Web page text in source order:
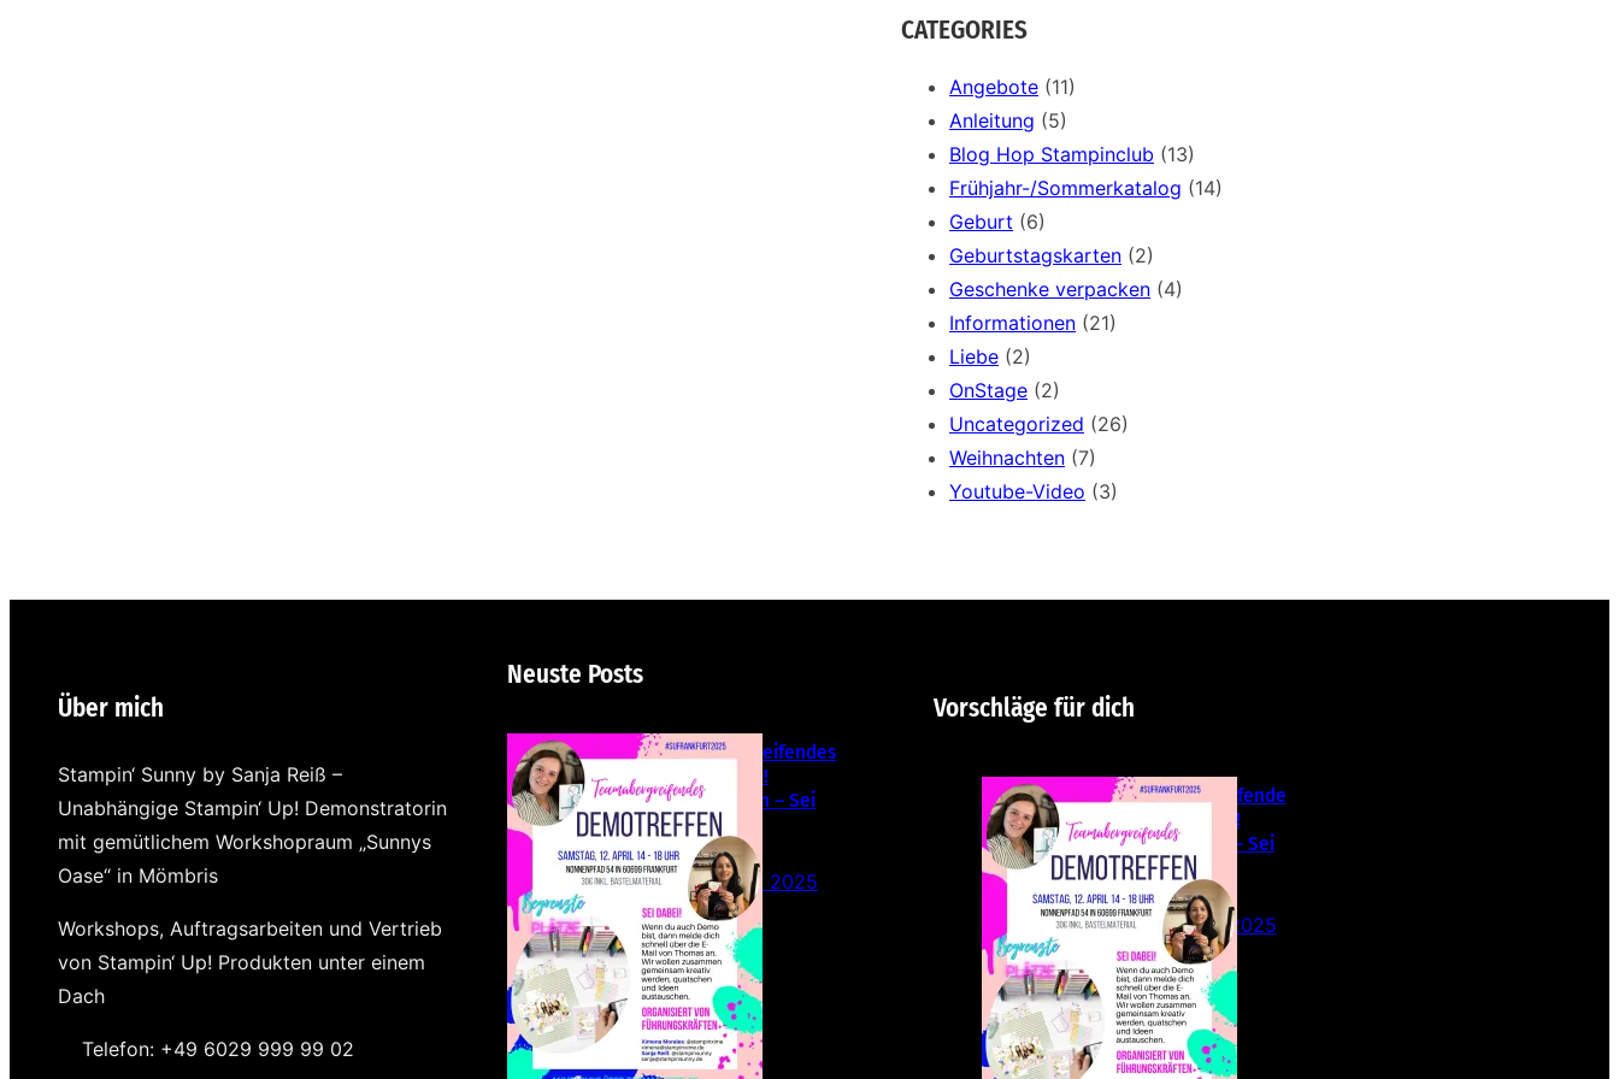
a
r
CATEGORIES
Angebote (11)
Anleitung (5)
Blog Hop Stampinclub (13)
Frühjahr-/Sommerkatalog (14)
Geburt (6)
Geburtstagskarten (2)
Geschenke verpacken (4)
Informationen (21)
Liebe (2)
OnStage (2)
Uncategorized (26)
Weihnachten (7)
Youtube-Video (3)
Über mich
Stampin‘ Sunny by Sanja Reiß –
Unabhängige Stampin‘ Up! Demonstratorin
mit gemütlichem Workshopraum „Sunnys
Oase“ in Mömbris
Workshops, Auftragsarbeiten und Vertrieb
von Stampin‘ Up! Produkten unter einem
Dach
Telefon: +49 6029 999 99 02
Neuste Posts
Teamübergreifendes
Stampin‘ Up!
Demotreffen – Sei
dabei!
26. Februar 2025
Vorschläge für dich
Teamübergreifende
s Stampin‘ Up!
Demotreffen – Sei
dabei!
26. Februar 2025